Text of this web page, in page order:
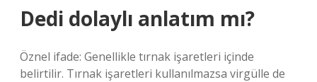
Dedi dolaylı anlatım mı?
Öznel ifade: Genellikle tırnak işaretleri içinde
belirtilir. Tırnak işaretleri kullanılmazsa virgülle de